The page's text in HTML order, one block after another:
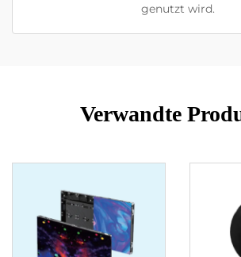
genutzt wird.
Verwandte